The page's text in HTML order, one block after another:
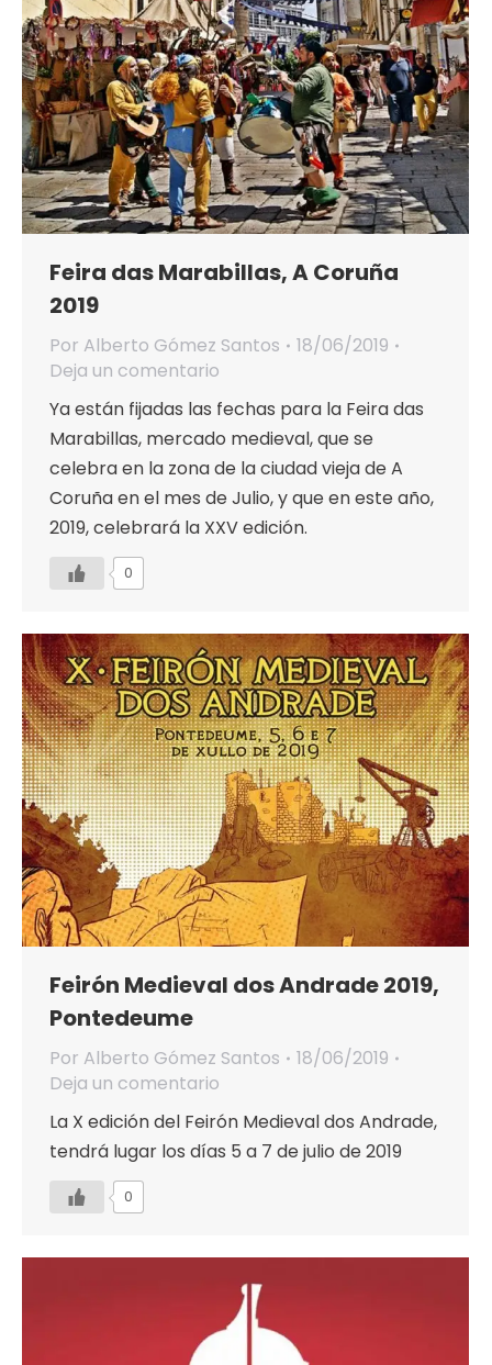
Feira das Marabillas, A Coruña
2019
Por Alberto Gómez Santos
18/06/2019
Deja un comentario
Ya están fijadas las fechas para la Feira das
Marabillas, mercado medieval, que se
celebra en la zona de la ciudad vieja de A
Coruña en el mes de Julio, y que en este año,
2019, celebrará la XXV edición.
0
Feirón Medieval dos Andrade 2019,
Pontedeume
Por Alberto Gómez Santos
18/06/2019
Deja un comentario
La X edición del Feirón Medieval dos Andrade,
tendrá lugar los días 5 a 7 de julio de 2019
0